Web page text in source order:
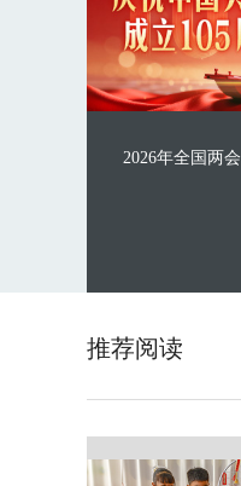
2026年全国两会
推荐阅读